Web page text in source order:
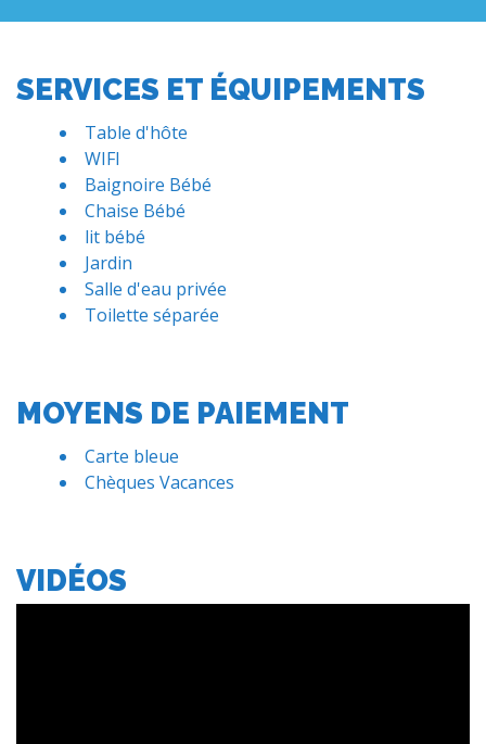
SERVICES ET ÉQUIPEMENTS
Table d'hôte
WIFI
Baignoire Bébé
Chaise Bébé
lit bébé
Jardin
Salle d'eau privée
Toilette séparée
MOYENS DE PAIEMENT
Carte bleue
Chèques Vacances
VIDÉOS